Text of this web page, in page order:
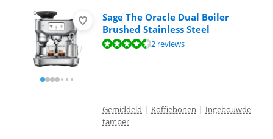
Sage The Oracle Dual Boiler
Brushed Stainless Steel
Beoordeling is 9,2 van de 10, gebaseerd op 2 reviews.
2 reviews
Gemiddeld | Koffiebonen | Ingebouwde
tamper